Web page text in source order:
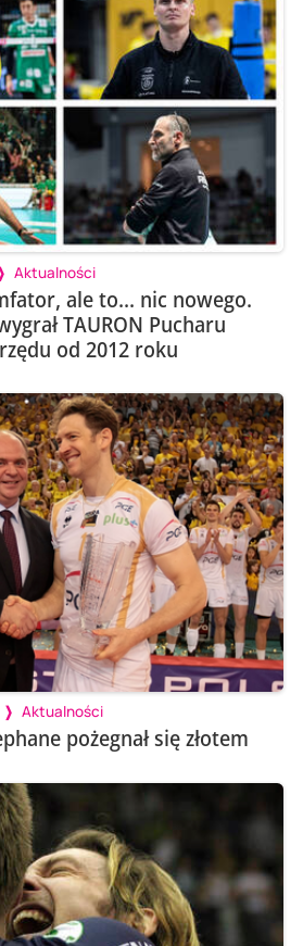
Aktualności
ale to... nic nowego.
TAURON Pucharu
od 2012 roku
Aktualności
pożegnał się złotem